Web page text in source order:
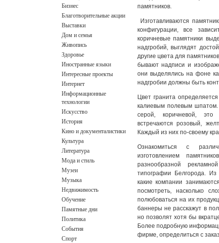
Бизнес
Благотворительные акции
Выставки
Дом и семья
Живопись
Здоровье
Иностранные языки
Интересные проекты
Интернет
Информационные
технологии
Искусство
История
Кино и документалистики
Культура
Литература
Мода и стиль
Музеи
Музыка
Недвижимость
Обучение
Памятные дни
Политика
События
Спорт
памятников.
Изготавливаются
конфигурации, все
коричневые памятники
надгробий, выглядят
другие цвета для
бывают надписи и
они выделялись на фоне
надгробии должны быть
Цвет гранита
калиевым полевым шпатом.
серой, коричневой, это
встречаются розовый,
Каждый из них по-своему
Ознакомиться с
изготовлением
разнообразной
типографии Белгорода. Из
какие компании
посмотреть, насколько
полюбоваться на их
баннеры не расскажут в
но позволят хотя бы
Более подробную
фирме, определиться с